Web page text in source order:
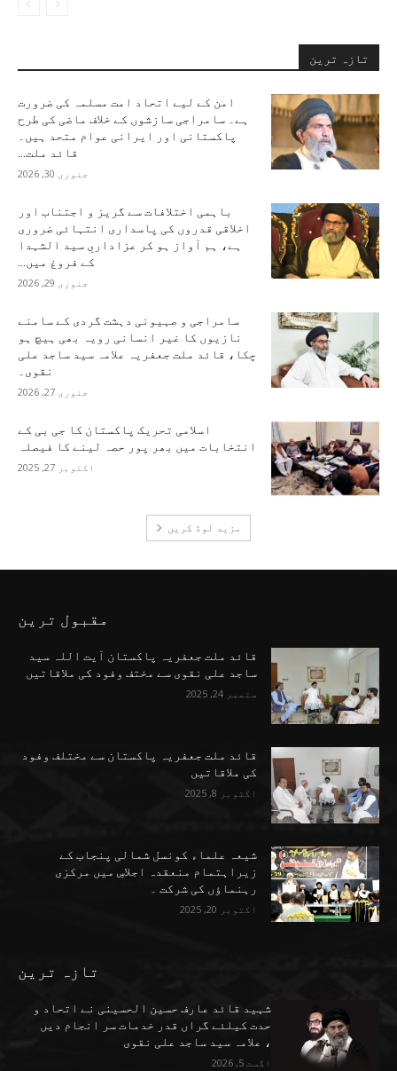
تازہ ترین
امن کے لیے اتحاد امت مسلمہ کی ضرورت
ہے۔ سامراجی سازشوں کے خلاف ماضی کی طرح
پاکستانی اور ایرانی عوام متحد ہیں۔
قائد ملت...
جنوری 30, 2026
باہمی اختلافات سے گریز و اجتناب اور
اخلاقی قدروں کی پاسداری انتہائی ضروری
ہے، ہم آواز ہو کر عزاداریِ سید الشہدا
کے فروغ میں...
جنوری 29, 2026
سامراجی و صہیونی دہشت گردی کے سامنے
نازیوں کا غیر انسانی رویہ بھی ہیچ ہو
چکا، قائد ملت جعفریہ علامہ سید ساجد علی
نقوی۔
جنوری 27, 2026
اسلامی تحریک پاکستان کا جی بی کے
انتخابات میں بھر پور حصہ لینے کا فیصلہ
اکتوبر 27, 2025
مزید لوڈ کریں
مقبول ترین
قائد ملت جعفریہ پاکستان آیت اللہ سید
ساجد علی نقوی سے مختف وفود کی ملاقاتیں
ستمبر 24, 2025
قائد ملت جعفریہ پاکستان سے مختلف وفود
کی ملاقاتیں
اکتوبر 8, 2025
شیعہ علماء کونسل شمالی پنجاب کے
زیراہتمام منعقدہ اجلاسِ میں مرکزی
رہنماؤں کی شرکت ۔
اکتوبر 20, 2025
تازہ ترین
شہید قائد عارف حسین الحسینی نے اتحاد و
حدت کیلئے گراں قدر خدمات سر انجام دیں
، علامہ سید ساجد علی نقوی
اگست 5, 2026